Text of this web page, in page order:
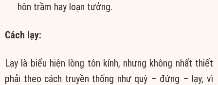
hôn trầm hay loạn tưởng.
Cách lạy:
Lạy là biểu hiện lòng tôn kính, nhưng không nhất thiết
phải theo cách truyền thống như quỳ – đứng – lạy, vì